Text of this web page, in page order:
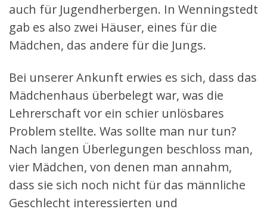
auch für Jugendherbergen. In Wenningstedt
gab es also zwei Häuser, eines für die
Mädchen, das andere für die Jungs.
Bei unserer Ankunft erwies es sich, dass das
Mädchenhaus überbelegt war, was die
Lehrerschaft vor ein schier unlösbares
Problem stellte. Was sollte man nur tun?
Nach langen Überlegungen beschloss man,
vier Mädchen, von denen man annahm,
dass sie sich noch nicht für das männliche
Geschlecht interessierten und